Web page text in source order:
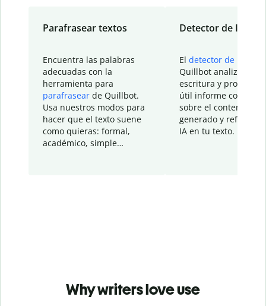
Parafrasear textos
Encuentra las palabras
adecuadas con la
herramienta para
parafrasear de Quillbot.
Usa nuestros modos para
hacer que el texto suene
como quieras: formal,
académico, simple…
Detector de IA
El detector de IA
Quillbot analiza tu
escritura y
útil informe con
sobre el contenido
generado y refinado
IA en tu texto.
Why writers love use